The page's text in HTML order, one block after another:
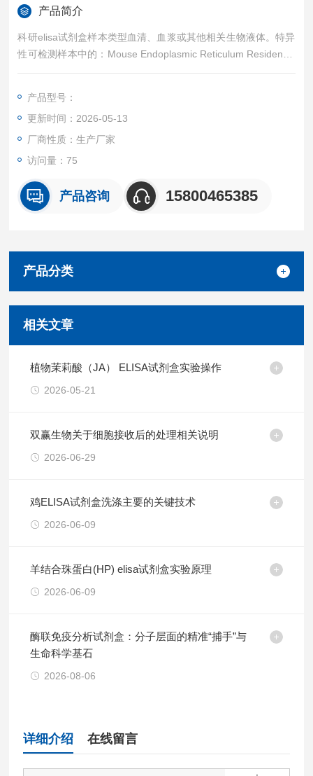
产品简介
科研elisa试剂盒样本类型血清、血浆或其他相关生物液体。特异
性可检测样本中的：Mouse Endoplasmic Reticulum Resident P
rotein 57 (ERp57/PDIA3)，且与其它相关蛋白无明显交叉反应。
产品型号：
更新时间：2026-05-13
厂商性质：生产厂家
访问量：75
产品咨询 15800465385
产品分类
相关文章
植物茉莉酸（JA） ELISA试剂盒实验操作
2026-05-21
双赢生物关于细胞接收后的处理相关说明
2026-06-29
鸡ELISA试剂盒洗涤主要的关键技术
2026-06-09
羊结合珠蛋白(HP) elisa试剂盒实验原理
2026-06-09
酶联免疫分析试剂盒：分子层面的精准“捕手”与
生命科学基石
2026-08-06
详细介绍 在线留言